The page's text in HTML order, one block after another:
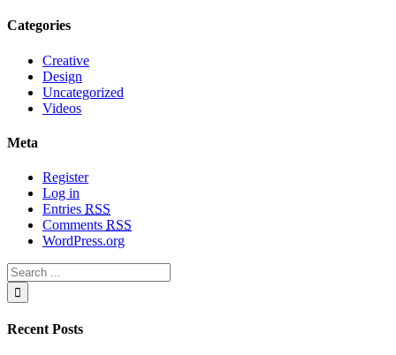
Categories
Creative
Design
Uncategorized
Videos
Meta
Register
Log in
Entries RSS
Comments RSS
WordPress.org
Recent Posts